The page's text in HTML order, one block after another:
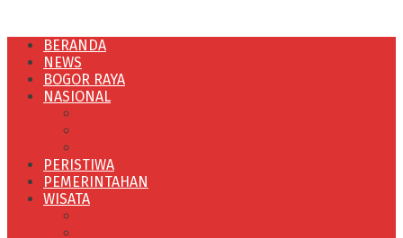
BERANDA
NEWS
BOGOR RAYA
NASIONAL
PERISTIWA
PEMERINTAHAN
WISATA